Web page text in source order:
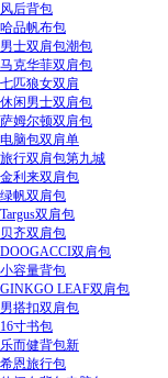
风后背包
哈品帆布包
男士双肩包潮包
马克华菲双肩包
七匹狼女双肩
休闲男士双肩包
萨姆尔顿双肩包
电脑包双肩单
旅行双肩包第九城
金利来双肩包
绿帆双肩包
Targus双肩包
贝齐双肩包
DOOGACCI双肩包
小容量背包
GINKGO LEAF双肩包
男搭扣双肩包
16寸书包
乐而健背包新
希恩旅行包